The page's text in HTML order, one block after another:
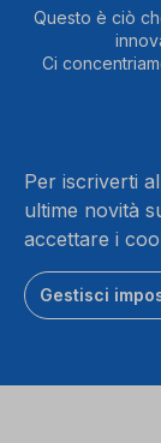
Questo è ciò
Ci
Per iscriverti
ultime novità
accettare i
Gestisci